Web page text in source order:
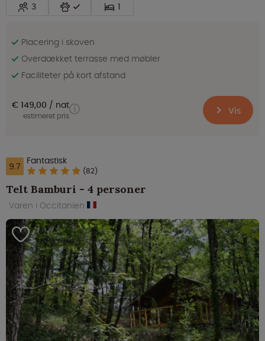
3 1
Placering i skoven
Overdækket terrasse med møbler
Faciliteter på kort afstand
€ 149,00 nat
estimeret pris Vis
9.7 Fantastisk
(82)
Telt Bamburi - 4 personer
Varen i Occitanien